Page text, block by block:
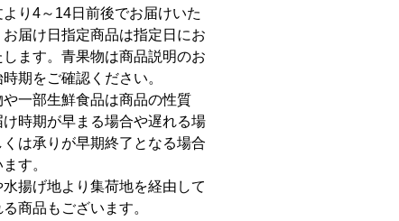
り4～14日前後でお届けいた
お届け日指定商品は指定日にお
します。青果物は商品説明のお
期をご確認ください。
一部生鮮食品は商品の性質
け時期が早まる場合や遅れる場
は承りが早期終了となる場合
す。
揚げ地より集荷地を経由して
商品もございます。